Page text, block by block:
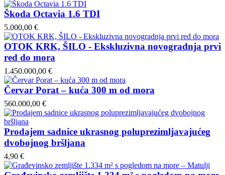
Škoda Octavia 1.6 TDI
5.000,00 €
OTOK KRK, ŠILO - Ekskluzivna novogradnja prvi
red do mora
1.450.000,00 €
Červar Porat – kuća 300 m od mora
560.000,00 €
Prodajem sadnice ukrasnog poluprezimljavajućeg
dvobojnog bršljana
4,90 €